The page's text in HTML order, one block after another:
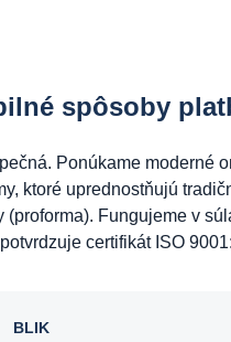
spôsoby
Ponúkame moderné
ktoré uprednostňujú
Fungujeme v
certifikát ISO
BLIK